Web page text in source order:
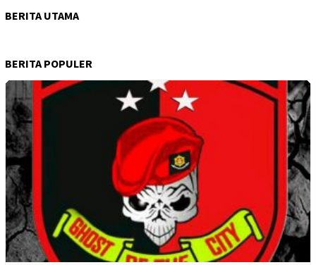
BERITA UTAMA
BERITA POPULER